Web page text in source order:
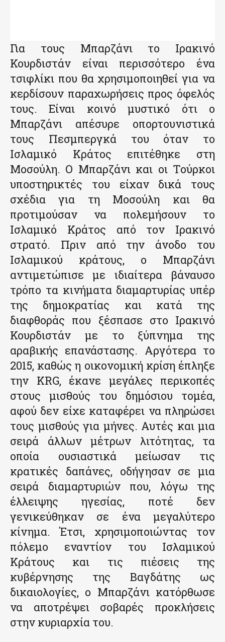
Για τους Μπαρζάνι το Ιρακινό
Κουρδιστάν είναι περισσότερο ένα
τσιφλίκι που θα χρησιμοποιηθεί για να
κερδίσουν παραχωρήσεις προς όφελός
τους. Είναι κοινό μυστικό ότι ο
Μπαρζάνι απέσυρε οπορτουνιστικά
τους Πεσμπεργκά του όταν το
Ισλαμικό Κράτος επιτέθηκε στη
Μοσούλη. Ο Μπαρζάνι και οι Τούρκοι
υποστηρικτές του είχαν δικά τους
σχέδια για τη Μοσούλη και θα
προτιμούσαν να πολεμήσουν το
Ισλαμικό Κράτος από τον Ιρακινό
στρατό. Πριν από την άνοδο του
Ισλαμικού κράτους, ο Μπαρζάνι
αντιμετώπισε με ιδιαίτερα βάναυσο
τρόπο τα κινήματα διαμαρτυρίας υπέρ
της δημοκρατίας και κατά της
διαφθοράς που ξέσπασε στο Ιρακινό
Κουρδιστάν με το ξύπνημα της
αραβικής επανάστασης. Αργότερα το
2015, καθώς η οικονομική κρίση έπληξε
την KRG, έκανε μεγάλες περικοπές
στους μισθούς του δημόσιου τομέα,
αφού δεν είχε καταφέρει να πληρώσει
τους μισθούς για μήνες. Αυτές και μια
σειρά άλλων μέτρων λιτότητας, τα
οποία ουσιαστικά μείωσαν τις
κρατικές δαπάνες, οδήγησαν σε μια
σειρά διαμαρτυριών που, λόγω της
έλλειψης ηγεσίας, ποτέ δεν
γενικεύθηκαν σε ένα μεγαλύτερο
κίνημα. Έτσι, χρησιμοποιώντας τον
πόλεμο εναντίον του Ισλαμικού
Κράτους και τις πιέσεις της
κυβέρνησης της Βαγδάτης ως
δικαιολογίες, ο Μπαρζάνι κατόρθωσε
να αποτρέψει σοβαρές προκλήσεις
στην κυριαρχία του.